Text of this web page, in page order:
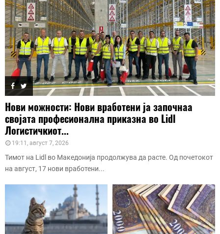
Нови можности: Нови вработени ја започнаа
својата професионална приказна во Lidl
Логистичкиот...
19:11, август 7, 2026
Тимот на Lidl во Македонија продолжува да расте. Од почетокот
на август, 17 нови вработени...